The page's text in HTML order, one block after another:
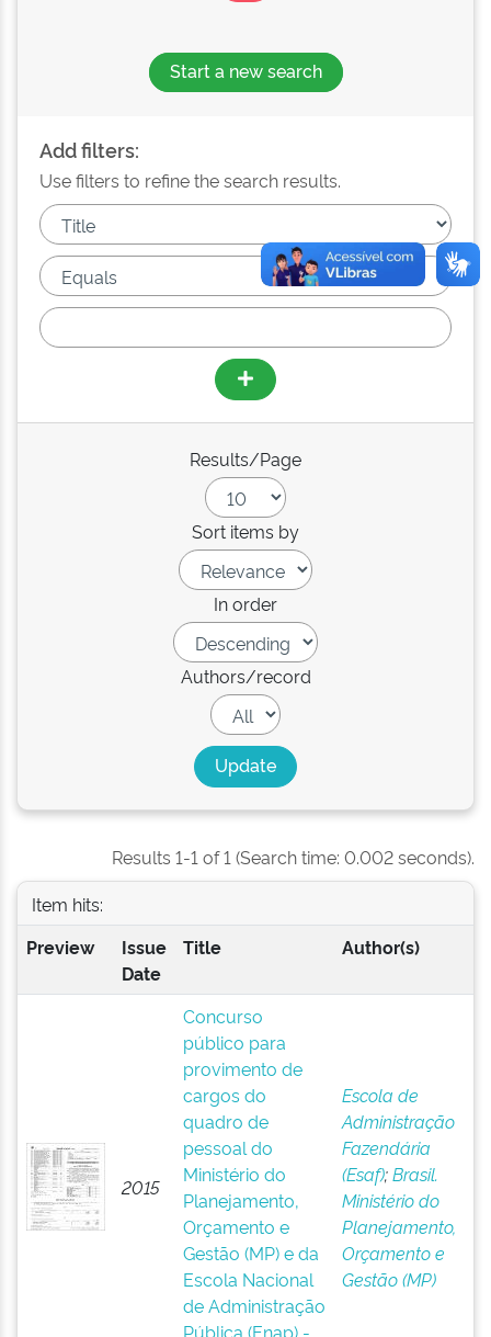
Start a new search
Add filters:
Use filters to refine the search results.
Results/Page
Sort items by
In order
Authors/record
Results 1-1 of 1 (Search time: 0.002 seconds).
Item hits:
Preview
Issue
Date
Title Author(s)
2015
Concurso
público para
provimento de
cargos do
quadro de
pessoal do
Ministério do
Planejamento,
Orçamento e
Gestão (MP) e da
Escola Nacional
de Administração
Pública (Enap) -
Escola de
Administração
Fazendária
(Esaf);Brasil.
Ministério do
Planejamento,
Orçamento e
Gestão (MP)